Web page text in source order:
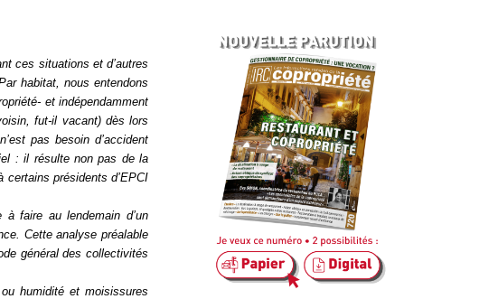
ces situations et d’autres
habitat, nous entendons
et indépendamment
fut-il vacant) dès lors
pas besoin d’accident
: il résulte non pas de la
présidents d’EPCI
faire au lendemain d’un
Cette analyse préalable
général des collectivités
humidité et moisissures